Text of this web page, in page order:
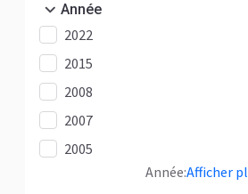
Année
2022
2015
2008
2007
2005
Année:Afficher